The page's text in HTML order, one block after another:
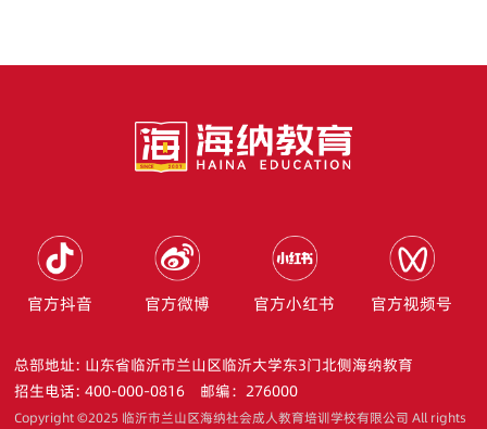
官方抖音 官方微博 官方小红书 官方视频号
总部地址: 山东省临沂市兰山区临沂大学东3门北侧海纳教育
招生电话: 400-000-0816
邮编：276000
Copyright ©2025 临沂市兰山区海纳社会成人教育培训学校有限公司 All rights